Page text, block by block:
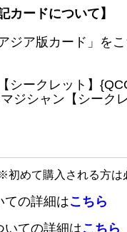
カードについて】
ジア版カード」を
シークレット】
シャン【シーク
初めて購入される方は
ての詳細はこちら
いての詳細はこちら